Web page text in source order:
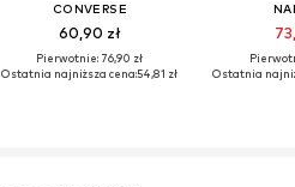
CONVERSE
60,90 zł
Pierwotnie: 76,90 zł
Ostatnia najniższa cena:54,81 zł
Ostatnia